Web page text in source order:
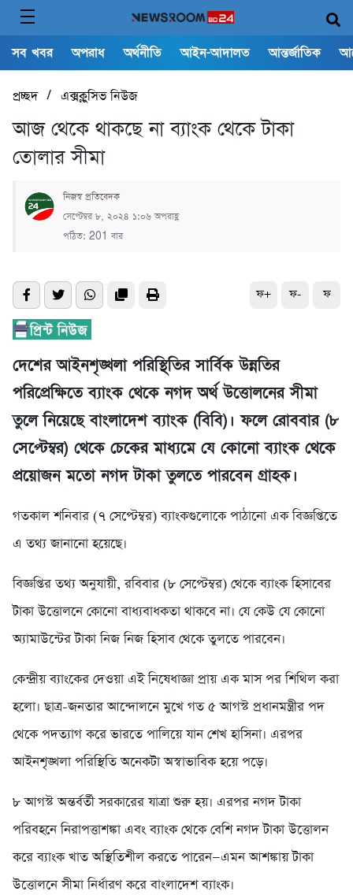
সব খবর অপরাধ অর্থনীতি আইন-আদালত আন্তর্জাতিক
প্রচ্ছদ/ এক্সক্লুসিভ নিউজ
আজ থেকে থাকছে না ব্যাংক থেকে টাকা
তোলার সীমা
নিজস্ব প্রতিবেদক
সেপ্টেম্বর ৮, ২০২৪ ১:০৬ অপরাহ্ণ
পঠিত: 201 বার
ফ+ ফ- ফ
দেশের আইনশৃঙ্খলা পরিস্থিতির সার্বিক উন্নতির
পরিপ্রেক্ষিতে ব্যাংক থেকে নগদ অর্থ উত্তোলনের সীমা
তুলে নিয়েছে বাংলাদেশ ব্যাংক (বিবি)। ফলে রোববার (৮
সেপ্টেম্বর) থেকে চেকের মাধ্যমে যে কোনো ব্যাংক থেকে
প্রয়োজন মতো নগদ টাকা তুলতে পারবেন গ্রাহক।
গতকাল শনিবার (৭ সেপ্টেম্বর) ব্যাংকগুলোকে পাঠানো এক বিজ্ঞপ্তিতে
এ তথ্য জানানো হয়েছে।
বিজ্ঞপ্তির তথ্য অনুযায়ী, রবিবার (৮ সেপ্টেম্বর) থেকে ব্যাংক হিসাবের
টাকা উত্তোলনে কোনো বাধ্যবাধকতা থাকবে না। যে কেউ যে কোনো
অ্যামাউন্টের টাকা নিজ নিজ হিসাব থেকে তুলতে পারবেন।
কেন্দ্রীয় ব্যাংকের দেওয়া এই নিষেধাজ্ঞা প্রায় এক মাস পর শিথিল করা
হলো। ছাত্র-জনতার আন্দোলনে মুখে গত ৫ আগস্ট প্রধানমন্ত্রীর পদ
থেকে পদত্যাগ করে ভারতে পালিয়ে যান শেখ হাসিনা। এরপর
আইনশৃঙ্খলা পরিস্থিতি অনেকটা অস্বাভাবিক হয়ে পড়ে।
৮ আগস্ট অন্তর্বর্তী সরকারের যাত্রা শুরু হয়। এরপর নগদ টাকা
পরিবহনে নিরাপত্তাশঙ্কা এবং ব্যাংক থেকে বেশি নগদ টাকা উত্তোলন
করে ব্যাংক খাত অস্থিতিশীল করতে পারেন—এমন আশঙ্কায় টাকা
উত্তোলনে সীমা নির্ধারণ করে বাংলাদেশ ব্যাংক।